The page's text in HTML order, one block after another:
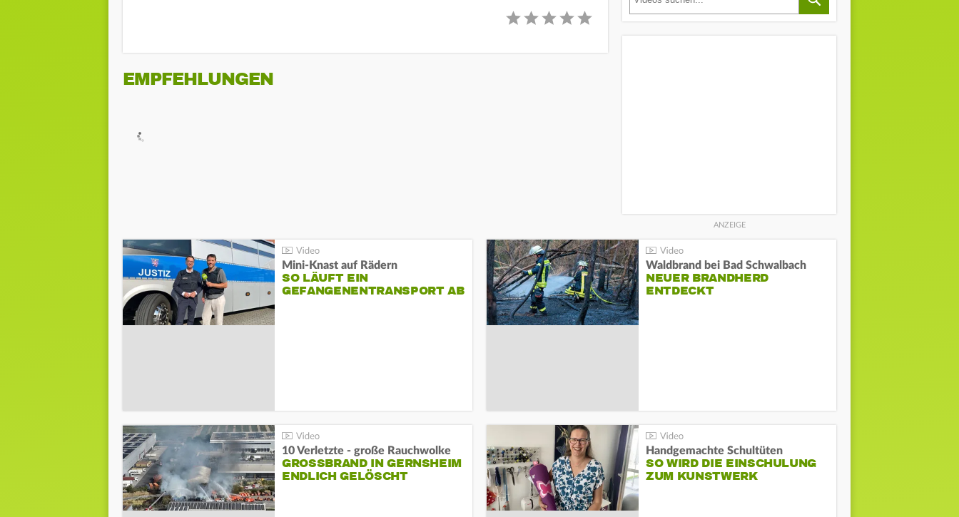
EMPFEHLUNGEN
Mini-Knast auf Rädern
SO LÄUFT EIN
GEFANGENENTRANSPORT AB
Waldbrand bei Bad Schwalbach
NEUER BRANDHERD
ENTDECKT
10 Verletzte - große Rauchwolke
GROSSBRAND IN GERNSHEIM E
NDLICH GELÖSCHT
Handgemachte Schultüten
SO WIRD DIE EINSCHULUNG
ZUM KUNSTWERK